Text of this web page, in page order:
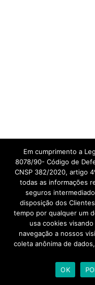
Em cumprimento a
8078/90- Código de
CNSP 382/2020, artigo
todas as informações
seguros
disposição dos
tempo por qualquer um
usa cookies
navegação a nossos
coleta anônima de
OK